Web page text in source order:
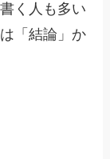
く人も多い
「結論」か